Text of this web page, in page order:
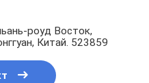
роуд Восток,
Китай. 523859